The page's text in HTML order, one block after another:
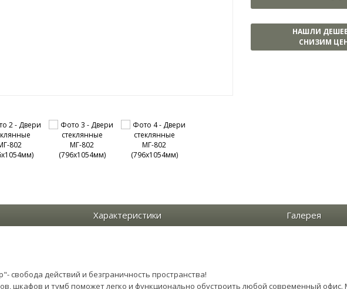
НАШЛИ
СНИЗИМ
Характеристики Галерея
свобода действий и безграничность пространства!
шкафов и тумб поможет легко и функционально обустроить любой современный офис.